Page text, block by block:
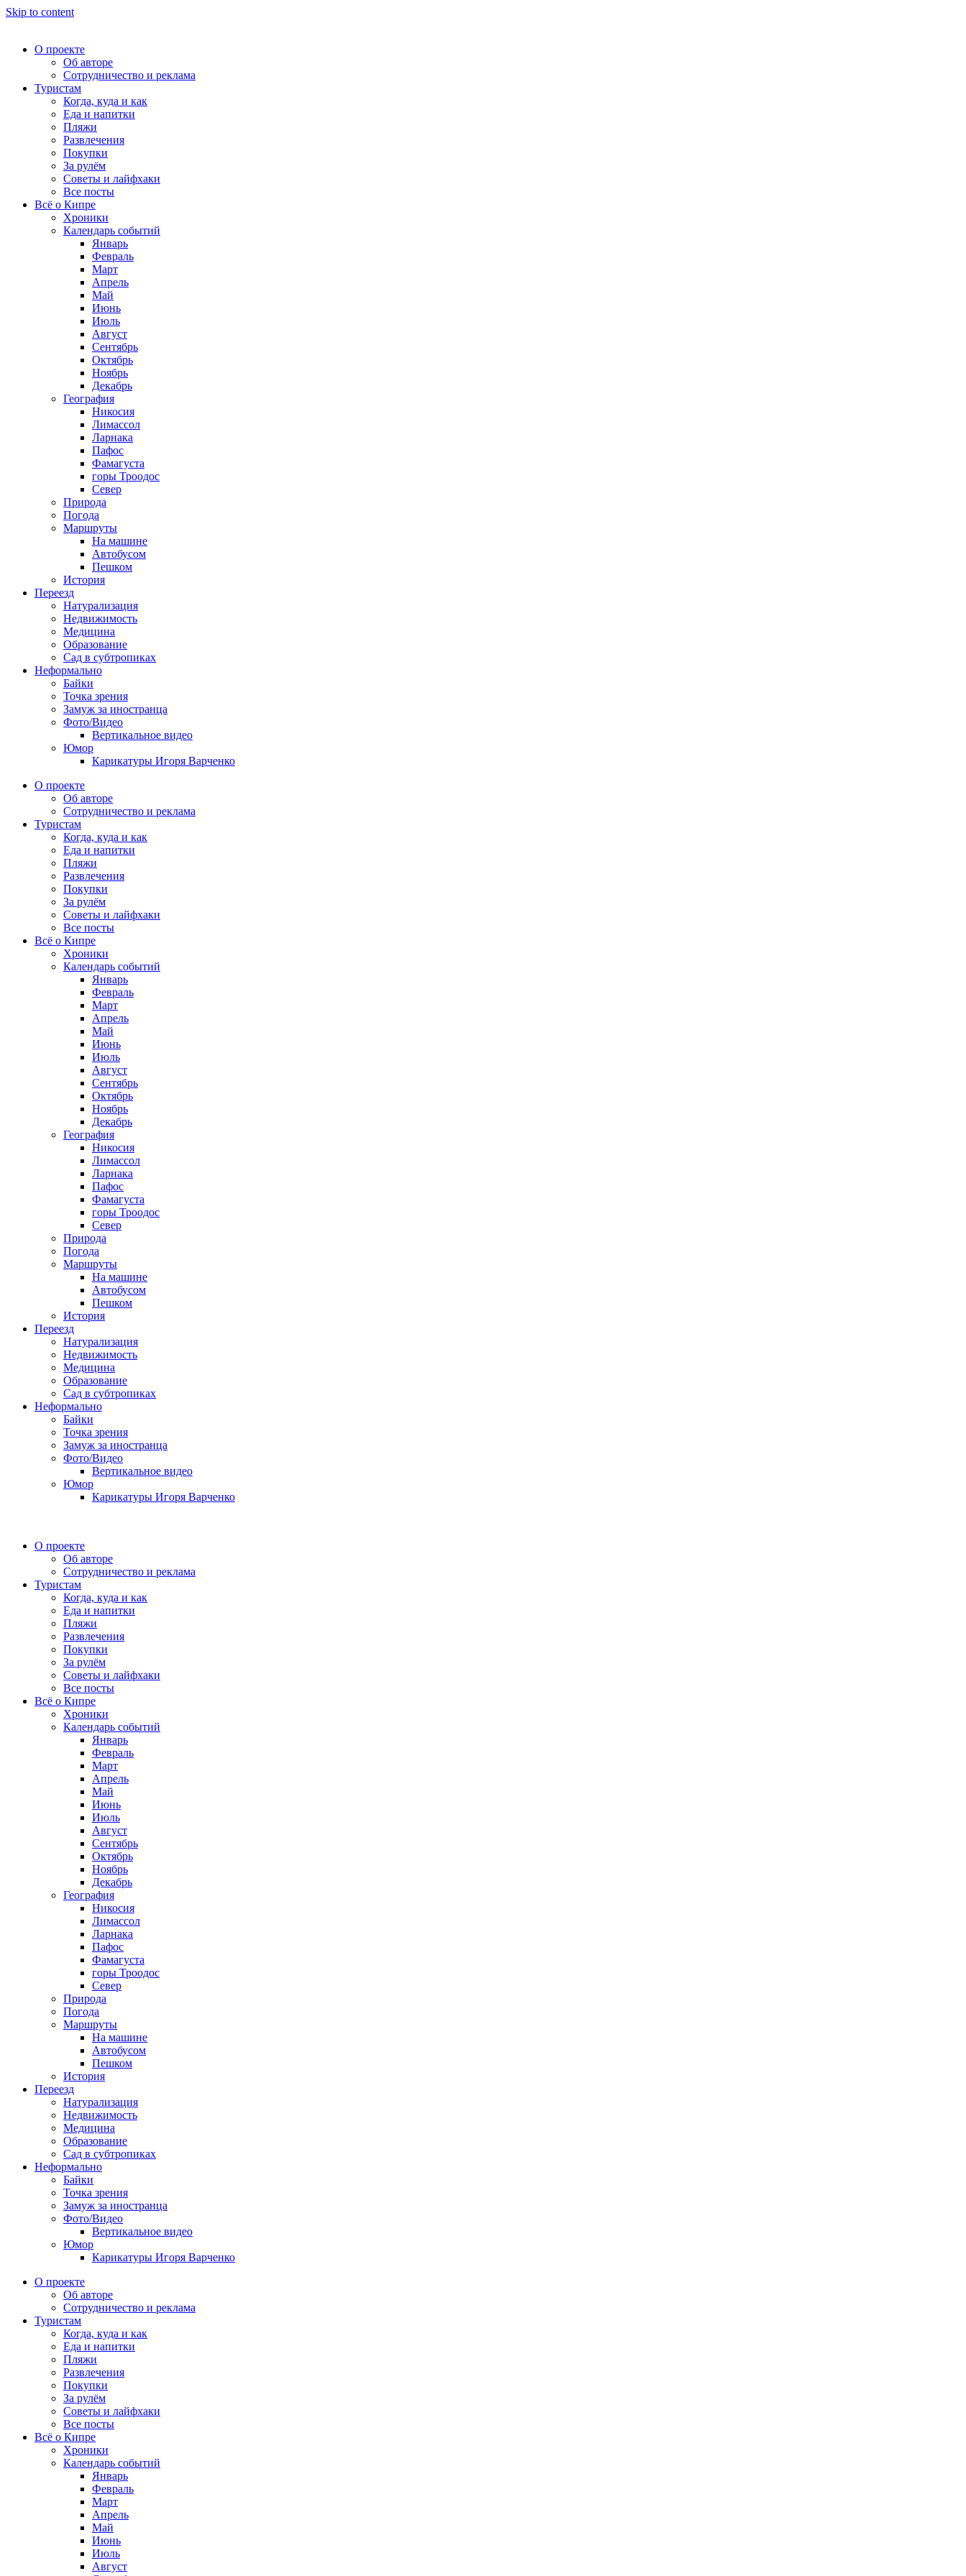
Skip to content
О проекте
Об авторе
Сотрудничество и реклама
Туристам
Когда, куда и как
Еда и напитки
Пляжи
Развлечения
Покупки
За рулём
Советы и лайфхаки
Все посты
Всё о Кипре
Хроники
Календарь событий
Январь
Февраль
Март
Апрель
Май
Июнь
Июль
Август
Сентябрь
Октябрь
Ноябрь
Декабрь
География
Никосия
Лимассол
Ларнака
Пафос
Фамагуста
горы Троодос
Север
Природа
Погода
Маршруты
На машине
Автобусом
Пешком
История
Переезд
Натурализация
Недвижимость
Медицина
Образование
Сад в субтропиках
Неформально
Байки
Точка зрения
Замуж за иностранца
Фото/Видео
Вертикальное видео
Юмор
Карикатуры Игоря Варченко
О проекте
Об авторе
Сотрудничество и реклама
Туристам
Когда, куда и как
Еда и напитки
Пляжи
Развлечения
Покупки
За рулём
Советы и лайфхаки
Все посты
Всё о Кипре
Хроники
Календарь событий
Январь
Февраль
Март
Апрель
Май
Июнь
Июль
Август
Сентябрь
Октябрь
Ноябрь
Декабрь
География
Никосия
Лимассол
Ларнака
Пафос
Фамагуста
горы Троодос
Север
Природа
Погода
Маршруты
На машине
Автобусом
Пешком
История
Переезд
Натурализация
Недвижимость
Медицина
Образование
Сад в субтропиках
Неформально
Байки
Точка зрения
Замуж за иностранца
Фото/Видео
Вертикальное видео
Юмор
Карикатуры Игоря Варченко
О проекте
Об авторе
Сотрудничество и реклама
Туристам
Когда, куда и как
Еда и напитки
Пляжи
Развлечения
Покупки
За рулём
Советы и лайфхаки
Все посты
Всё о Кипре
Хроники
Календарь событий
Январь
Февраль
Март
Апрель
Май
Июнь
Июль
Август
Сентябрь
Октябрь
Ноябрь
Декабрь
География
Никосия
Лимассол
Ларнака
Пафос
Фамагуста
горы Троодос
Север
Природа
Погода
Маршруты
На машине
Автобусом
Пешком
История
Переезд
Натурализация
Недвижимость
Медицина
Образование
Сад в субтропиках
Неформально
Байки
Точка зрения
Замуж за иностранца
Фото/Видео
Вертикальное видео
Юмор
Карикатуры Игоря Варченко
О проекте
Об авторе
Сотрудничество и реклама
Туристам
Когда, куда и как
Еда и напитки
Пляжи
Развлечения
Покупки
За рулём
Советы и лайфхаки
Все посты
Всё о Кипре
Хроники
Календарь событий
Январь
Февраль
Март
Апрель
Май
Июнь
Июль
Август